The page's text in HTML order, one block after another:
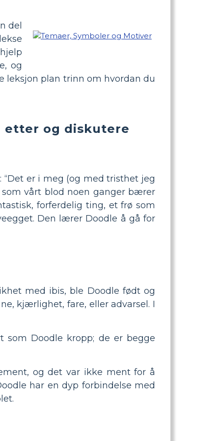
del
og
leksjon plan trinn om hvordan du
etter og diskutere
er i meg (og med tristhet jeg
vårt blod noen ganger bærer
forferdelig ting, et frø som
Den lærer Doodle å gå for
med ibis, ble Doodle født og
kjærlighet, fare, eller advarsel. I
som Doodle kropp; de er begge
og det var ikke ment for å
har en dyp forbindelse med